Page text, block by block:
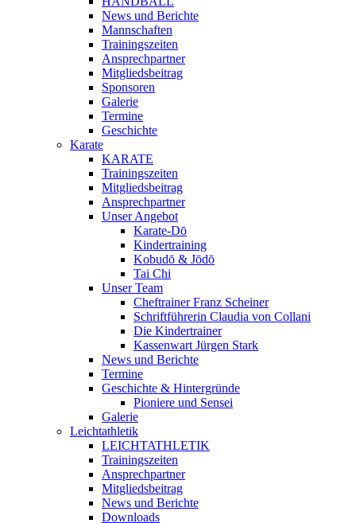
News und Berichte
Mannschaften
Trainingszeiten
Ansprechpartner
Mitgliedsbeitrag
Sponsoren
Galerie
Termine
Geschichte
Karate
KARATE
Trainingszeiten
Mitgliedsbeitrag
Ansprechpartner
Unser Angebot
Karate-Dō
Kindertraining
Kobudō & Jōdō
Tai Chi
Unser Team
Cheftrainer Franz Scheiner
Schriftführerin Claudia von Collani
Die Kindertrainer
Kassenwart Jürgen Stark
News und Berichte
Termine
Geschichte & Hintergründe
Pioniere und Sensei
Galerie
Leichtathletik
LEICHTATHLETIK
Trainingszeiten
Ansprechpartner
Mitgliedsbeitrag
News und Berichte
Downloads